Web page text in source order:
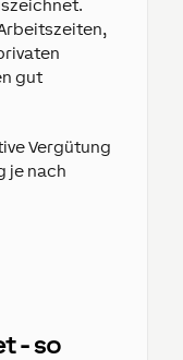
gut
Vergütung
je nach
- so